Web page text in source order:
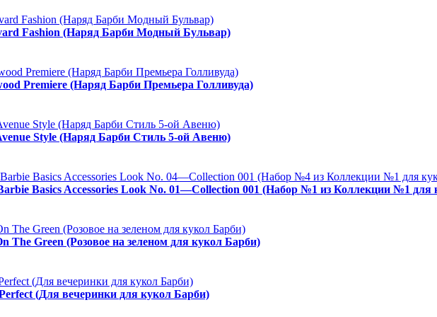
Fashion (Наряд Барби Модный Бульвар)
Premiere (Наряд Барби Премьера Голливуда)
Style (Наряд Барби Стиль 5-ой Авеню)
Basics Accessories Look No. 01—Collection 001 (Набор №1 из Коллекции №1 для
Green (Розовое на зеленом для кукол Барби)
(Для вечеринки для кукол Барби)